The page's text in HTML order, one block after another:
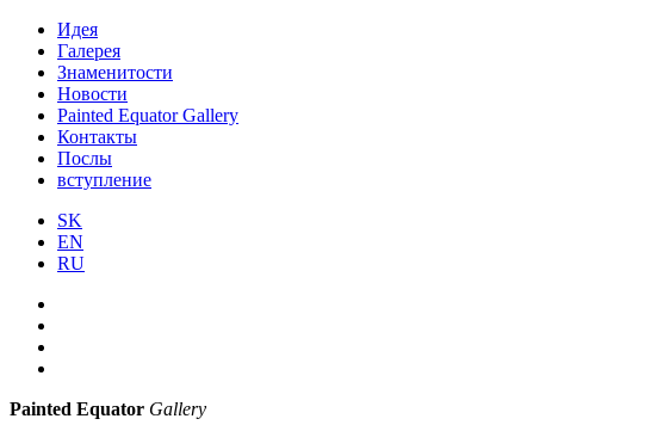
Идея
Галерея
Знаменитости
Новости
Painted Equator Gallery
Контакты
Послы
вступление
SK
EN
RU
Painted Equator Gallery